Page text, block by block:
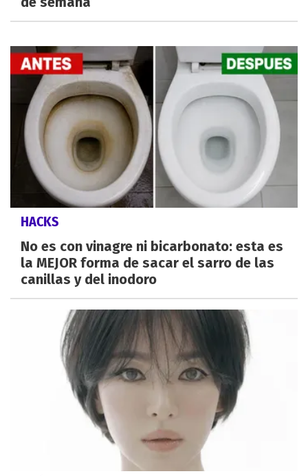
HACKS
No es con vinagre ni bicarbonato: esta es
la MEJOR forma de sacar el sarro de las
canillas y del inodoro